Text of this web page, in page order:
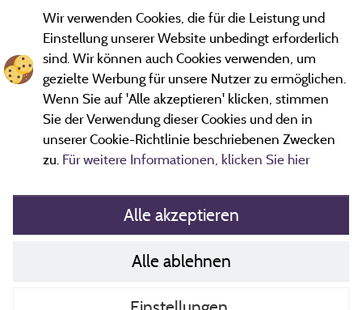
*Bewertungen, die nicht älter als drei Jahre sind und einer
Überprüfung unterzogen wurden.Mehr Informationen
Richtlinien zu Cookies
Wir verwenden Cookies, die für die Leistung und
Einstellung unserer Website unbedingt erforderlich
sind. Wir können auch Cookies verwenden, um
gezielte Werbung für unsere Nutzer zu ermöglichen.
Wenn Sie auf 'Alle akzeptieren' klicken, stimmen
Sie der Verwendung dieser Cookies und den in
unserer Cookie-Richtlinie beschriebenen Zwecken
zu. Für weitere Informationen, klicken Sie hier
Alle akzeptieren
Alle ablehnen